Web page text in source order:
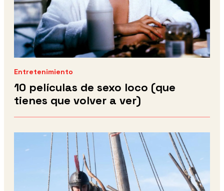
Entretenimiento
10 películas de sexo loco (que
tienes que volver a ver)